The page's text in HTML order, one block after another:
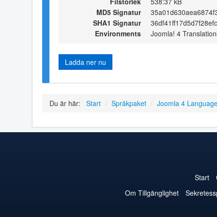
MD5 Signatur
SHA1 Signatur
Environments
Joomla! 4
Ladda ner nu
Du är här: Start / Språkpaket / Joomla 4
Start
Om Tillgänglighet